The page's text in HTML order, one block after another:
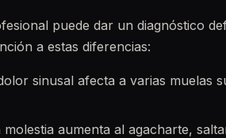
puede dar un diagnóstico
a estas diferencias:
sinusal afecta a varias muelas
molestia aumenta al agacharte,